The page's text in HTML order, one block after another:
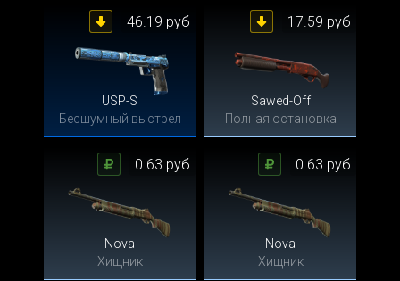
USP-S
Бесшумный выстрел
46.19 руб
Sawed-Off
Полная остановка
17.59 руб
Nova
Хищник
0.63 руб
Nova
Хищник
0.63 руб